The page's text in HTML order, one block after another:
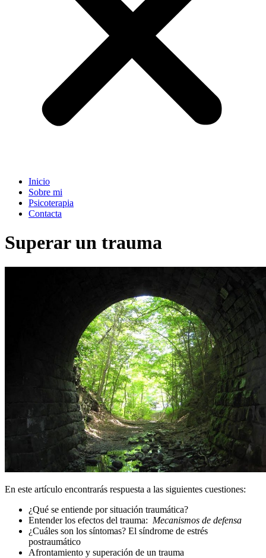
Inicio
Sobre mi
Psicoterapia
Contacta
Superar un trauma
En este artículo encontrarás respuesta a las siguientes cuestiones:
¿Qué se entiende por situación traumática?
Entender los efectos del trauma: Mecanismos de defensa
¿Cuáles son los síntomas? El síndrome de estrés
postraumático
Afrontamiento y superación de un trauma